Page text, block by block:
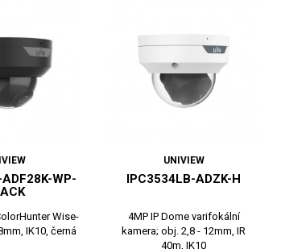
ADF28K-WP-
Wise-
IK10, černá
UNIVIEW
IPC3534LB-ADZK-H
4MP IP Dome varifokální
kamera; obj. 2,8 - 12mm, IR
40m, IK10